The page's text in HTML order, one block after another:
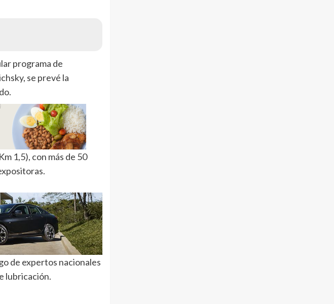
programa de
se prevé la
1,5), con más de 50
de expertos nacionales
lubricación.